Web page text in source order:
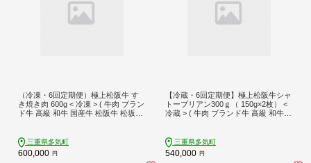
（冷凍・6回定期便）極上松阪牛 す
き焼き肉 600g < 冷凍 > ( 牛肉 ブラン
ド牛 高級 和牛 国産牛 松阪牛 松坂牛
牛 松阪牛霜降り肉 牛肉 すき焼き肉
ギフト 牛肉 リブロース サーロイン
すきやき 松阪牛すき焼き 松阪牛 三
三重県多気町
600,000 円
【冷蔵・6回定期便】極上松阪牛シャ
トーブリアン300ｇ（ 150g×2枚） <
冷蔵 > ( 牛肉 ブランド牛 高級 和牛
リアンステーキ 三重県 多気町 UOD-
2906-01
三重県多気町
540,000 円